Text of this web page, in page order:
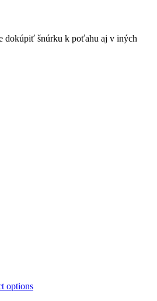
dokúpiť šnúrku k poťahu aj v iných
optionsThis